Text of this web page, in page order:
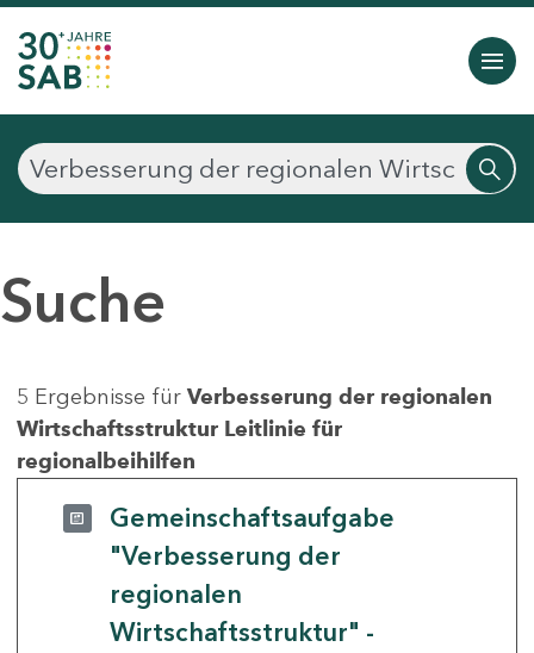
Suche
5 Ergebnisse für Verbesserung der regionalen
Wirtschaftsstruktur Leitlinie für
regionalbeihilfen
Gemeinschaftsaufgabe
"Verbesserung der
regionalen
Wirtschaftsstruktur" -